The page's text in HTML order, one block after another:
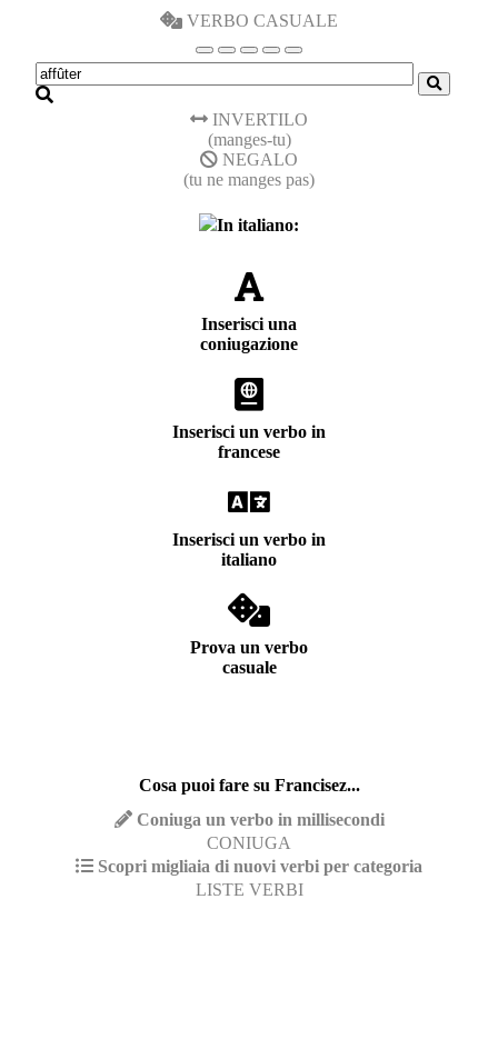
VERBO CASUALE
INVERTILO
(manges-tu)
NEGALO
(tu ne manges pas)
In italiano:
Inserisci una
coniugazione
Inserisci un verbo in
francese
Inserisci un verbo in
italiano
Prova un verbo
casuale
Cosa puoi fare su Francisez...
Coniuga un verbo in millisecondi
CONIUGA
Scopri migliaia di nuovi verbi per categoria
LISTE VERBI